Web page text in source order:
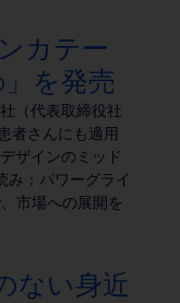
カテー
」を発売
（代表取締役社
者さんにも適用
ザインのミッド
み：パワーグライ
市場への展開を
ない身近